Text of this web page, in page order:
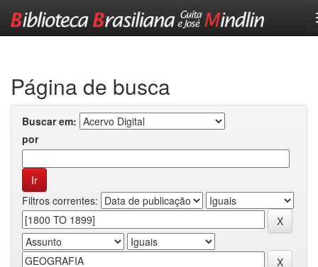
Página de busca
Buscar em:
por
Filtros correntes: